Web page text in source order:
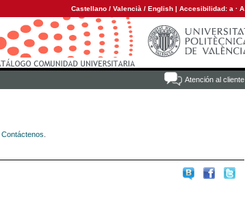
Castellano / Valencià / English | Accesibilidad: a · A
Atención al cliente
Contáctenos